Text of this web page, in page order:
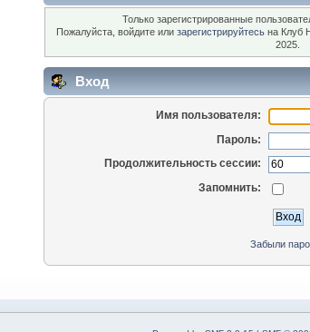
Только зарегистрированные
Пожалуйста, войдите илизарегистрируйтесь на Клуб
2025.
Вход
Имя пользователя:
Пароль:
Продолжительность сессии:
Запомнить:
Забыли